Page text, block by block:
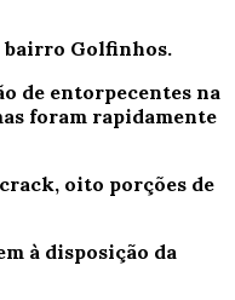
bairro Golfinhos.
de entorpecentes na
foram rapidamente
, oito porções de
à disposição da